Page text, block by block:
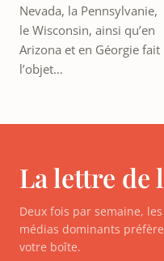
Nevada, la Pennsylvanie,
le Wisconsin, ainsi qu’en
Arizona et en Géorgie fait
l’objet…
La lettre de
Deux fois par semaine,
médias dominants
votre boîte.